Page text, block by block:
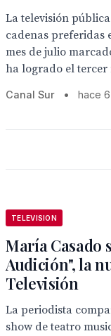
La televisión
cadenas preferidas
mes de julio
ha logrado el tercer
Canal Sur • hace
TELEVISION
María Casado
Audición", la
Televisión
La periodista
show de teatro